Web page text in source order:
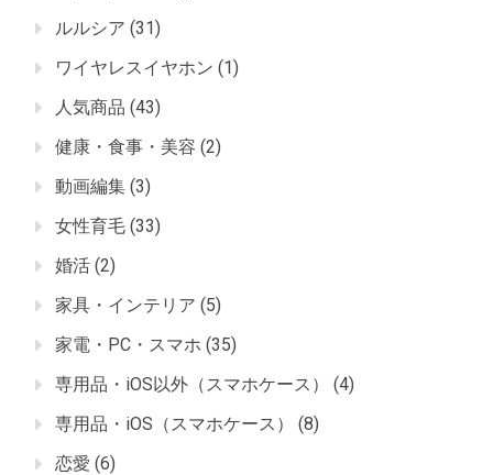
ルルシア (31)
ワイヤレスイヤホン (1)
人気商品 (43)
健康・食事・美容 (2)
動画編集 (3)
女性育毛 (33)
婚活 (2)
家具・インテリア (5)
家電・PC・スマホ (35)
専用品・iOS以外（スマホケース）
(4)
専用品・iOS（スマホケース）
(8)
恋愛 (6)